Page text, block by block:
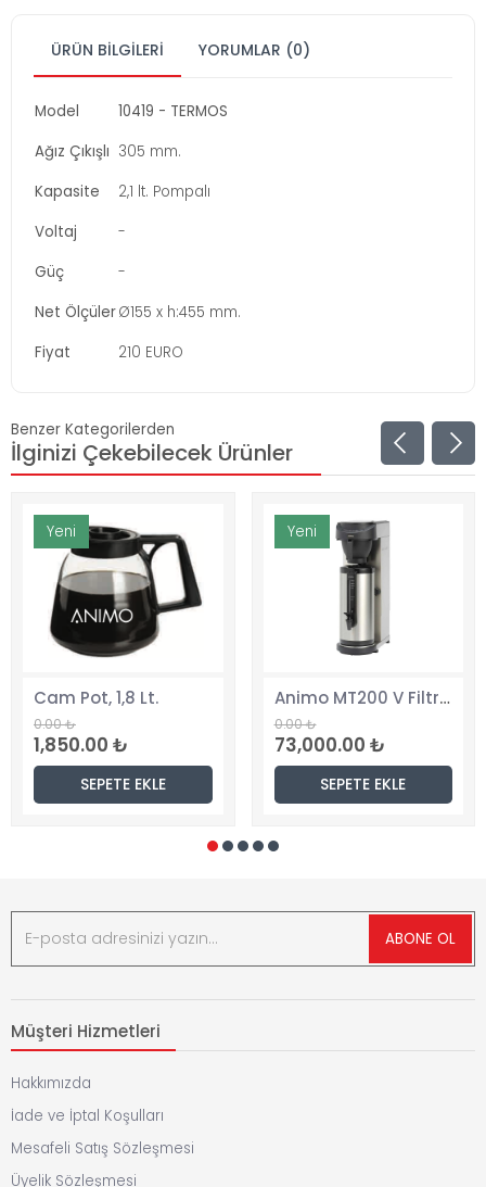
ÜRÜN BILGILERI YORUMLAR (0)
Model
10419 - TERMOS
Ağız Çıkışlı 305 mm.
Kapasite
2,1 lt. Pompalı
Voltaj
-
Güç
-
Net ÖlçülerØ155 x h:455 mm.
Fiyat
210 EURO
Benzer Kategorilerden
İlginizi Çekebilecek Ürünler
Yeni
Cam Pot, 1,8 Lt.
0.00 ₺
1,850.00 ₺
SEPETE EKLE
Yeni
Animo MT200 V Filtre Kahve Makinesi, Tesisat Bağlantılı, 2,4 t. Konteyner Dahil
0.00 ₺
73,000.00 ₺
SEPETE EKLE
ABONE OL
Müşteri Hizmetleri
Hakkımızda
İade ve İptal Koşulları
Mesafeli Satış Sözleşmesi
Üyelik Sözleşmesi